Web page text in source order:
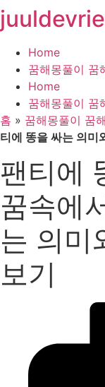
콘
텐
뛰
기
Home
꿈해몽풀이 꿈
Home
꿈해몽풀이 꿈
홈 » 꿈해몽풀이 꿈
티에 똥을 싸는 의미
팬티에
꿈속에
는 의미
보기